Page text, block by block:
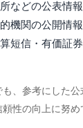
などの公表情報
機関の公開情報
短信・有価証
、参考にした
性の向上に努め